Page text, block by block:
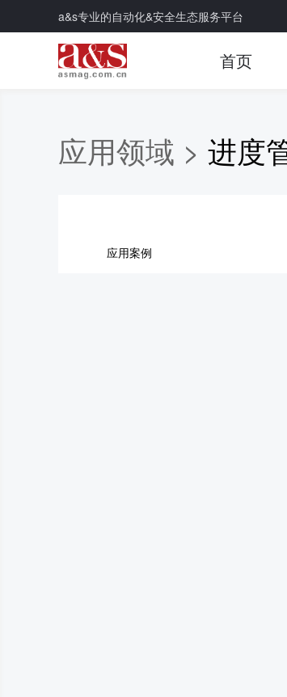
a&s专业的自动化&安全生态服务平台
首页
应用领域 > 进度
应用案例